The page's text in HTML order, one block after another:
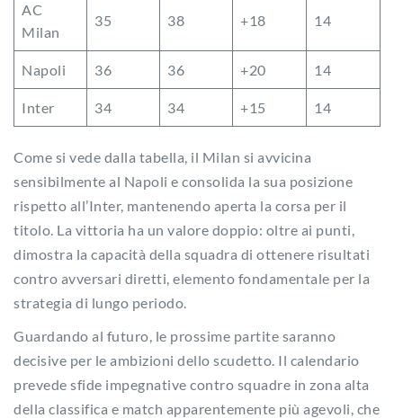
AC
Milan
35 38 +18 14
Napoli 36 36 +20 14
Inter 34 34 +15 14
Come si vede dalla tabella, il Milan si avvicina
sensibilmente al Napoli e consolida la sua posizione
rispetto all’Inter, mantenendo aperta la corsa per il
titolo. La vittoria ha un valore doppio: oltre ai punti,
dimostra la capacità della squadra di ottenere risultati
contro avversari diretti, elemento fondamentale per la
strategia di lungo periodo.
Guardando al futuro, le prossime partite saranno
decisive per le ambizioni dello scudetto. Il calendario
prevede sfide impegnative contro squadre in zona alta
della classifica e match apparentemente più agevoli, che